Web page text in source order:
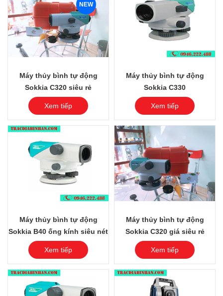
NEW
Máy thủy bình tự động
Sokkia C320 siêu rẻ
Xem tiếp
Máy thủy bình tự động
Sokkia C330
Xem tiếp
Máy thủy bình tự động
Sokkia B40 ống kính siêu nét
Xem tiếp
Máy thủy bình tự động
Sokkia C320 giá siêu rẻ
Xem tiếp